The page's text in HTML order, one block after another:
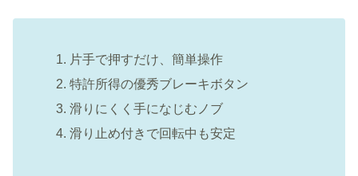
片手で押すだけ、簡単操作
特許所得の優秀ブレーキボタン
滑りにくく手になじむノブ
滑り止め付きで回転中も安定